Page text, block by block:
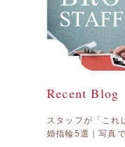
Recent Blog
スタッフが「これ
婚指輪5選｜写真